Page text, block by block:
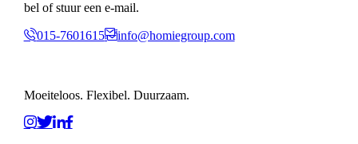
bel of stuur een e-mail.
015-7601615 info@homiegroup.com
Moeiteloos. Flexibel. Duurzaam.